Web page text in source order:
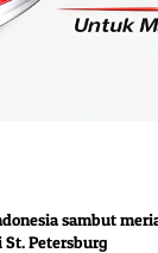
sambut
St. Petersburg